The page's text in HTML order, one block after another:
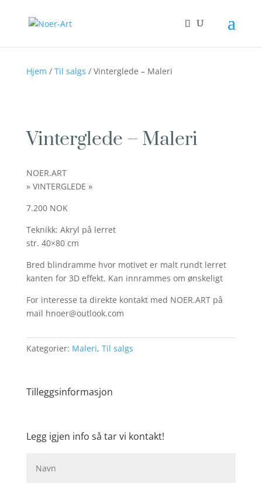
Hjem / Til salgs / Vinterglede – Maleri
Vinterglede – Maleri
NOER.ART
» VINTERGLEDE »
7.200 NOK
Teknikk: Akryl på lerret
str. 40×80 cm
Bred blindramme hvor motivet er malt rundt lerret
kanten for 3D effekt. Kan innrammes om ønskeligt
For interesse ta direkte kontakt med NOER.ART på
mail hnoer@outlook.com
Kategorier: Maleri, Til salgs
Tilleggsinformasjon
Legg igjen info så tar vi kontakt!